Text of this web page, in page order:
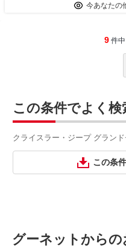
今あなたの
9 件
この条件でよく検
クライスラー・ジープ グラン
この条
グーネットからの